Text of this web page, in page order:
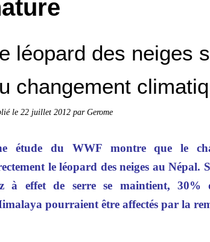
léopard des neiges
changement
le 22 juillet 2012 par Gerome
étude du WWF montre que le
le léopard des neiges au Népal.
à effet de serre se maintient, 30%
pourraient être affectés par la